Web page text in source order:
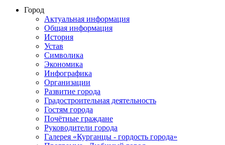
Город
Актуальная информация
Общая информация
История
Устав
Символика
Экономика
Инфографика
Организации
Развитие города
Градостроительная деятельность
Гостям города
Почётные граждане
Руководители города
Галерея «Курганцы - гордость города»